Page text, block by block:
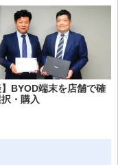
】BYOD端末を店舗で確
・購入